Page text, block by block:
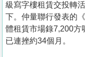
級寫字樓租賃交投轉
下。仲量聯行發表的
體租賃市場錄7,200方
已連挫約34個月。